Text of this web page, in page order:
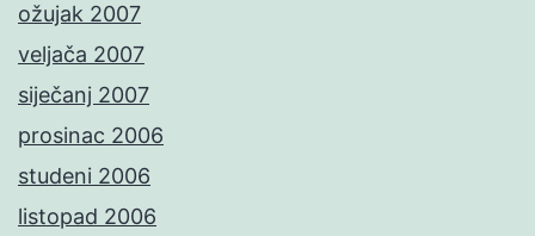
ožujak 2007
veljača 2007
siječanj 2007
prosinac 2006
studeni 2006
listopad 2006